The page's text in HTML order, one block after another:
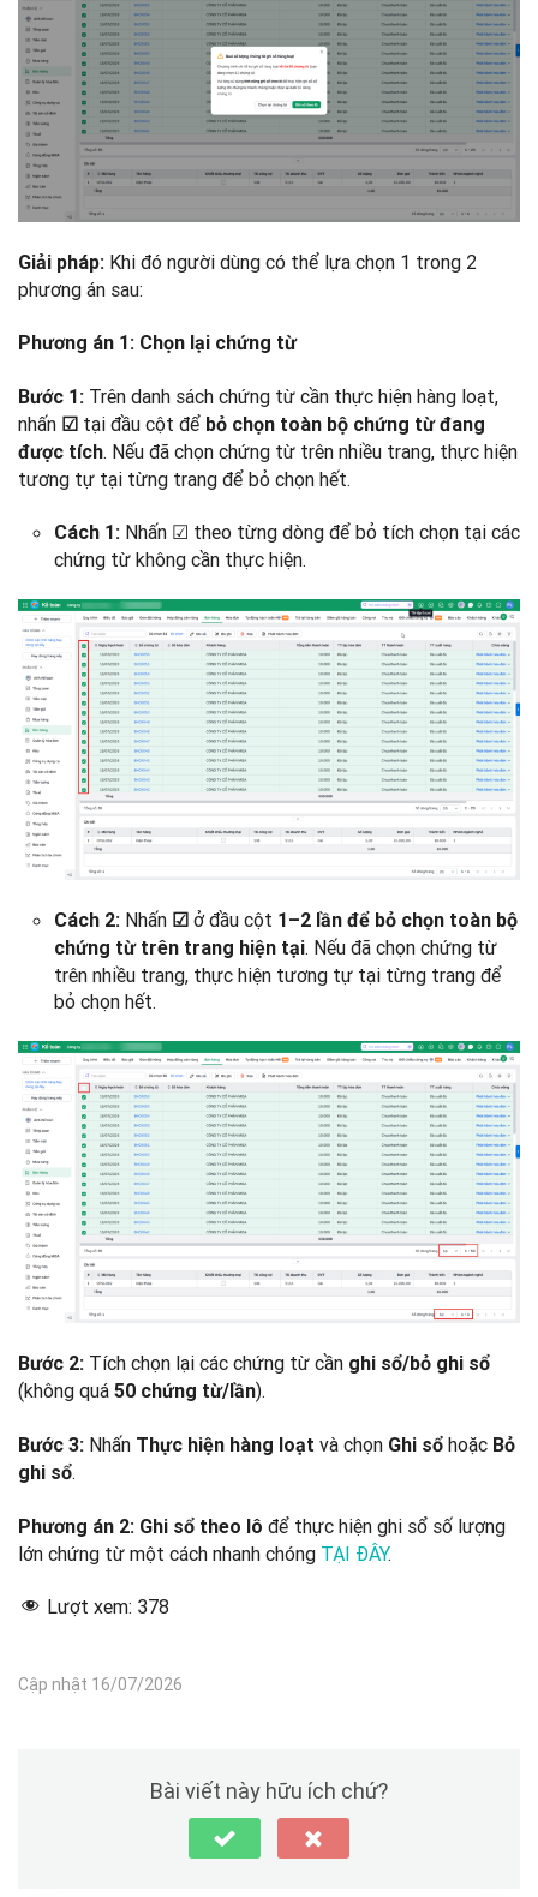
Giải pháp: Khi đó người dùng có thể lựa chọn 1 trong 2
phương án sau:
Phương án 1: Chọn lại chứng từ
Bước 1: Trên danh sách chứng từ cần thực hiện hàng loạt,
nhấn ☑ tại đầu cột để bỏ chọn toàn bộ chứng từ đang
được tích. Nếu đã chọn chứng từ trên nhiều trang, thực hiện
tương tự tại từng trang để bỏ chọn hết.
Cách 1: Nhấn ☑ theo từng dòng để bỏ tích chọn tại các
chứng từ không cần thực hiện.
Cách 2: Nhấn ☑ ở đầu cột 1–2 lần để bỏ chọn toàn bộ
chứng từ trên trang hiện tại. Nếu đã chọn chứng từ
trên nhiều trang, thực hiện tương tự tại từng trang để
bỏ chọn hết.
Bước 2: Tích chọn lại các chứng từ cần ghi sổ/bỏ ghi sổ
(không quá 50 chứng từ/lần).
Bước 3: Nhấn Thực hiện hàng loạt và chọn Ghi sổ hoặc Bỏ
ghi sổ.
Phương án 2: Ghi sổ theo lô để thực hiện ghi sổ số lượng
lớn chứng từ một cách nhanh chóng TẠI ĐÂY.
Lượt xem: 378
Cập nhật 16/07/2026
Bài viết này hữu ích chứ?